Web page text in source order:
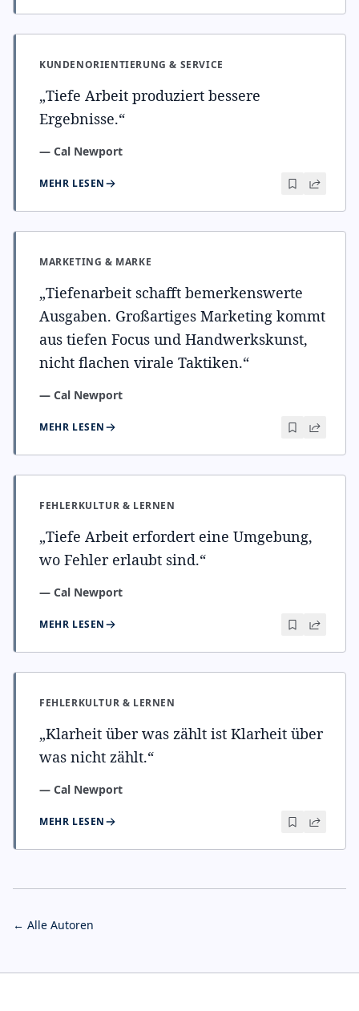
KUNDENORIENTIERUNG & SERVICE
„Tiefe Arbeit produziert bessere
Ergebnisse.“
— Cal Newport
MEHR LESEN
MARKETING & MARKE
„Tiefenarbeit schafft bemerkenswerte
Ausgaben. Großartiges Marketing kommt
aus tiefen Focus und Handwerkskunst,
nicht flachen virale Taktiken.“
— Cal Newport
MEHR LESEN
FEHLERKULTUR & LERNEN
„Tiefe Arbeit erfordert eine Umgebung,
wo Fehler erlaubt sind.“
— Cal Newport
MEHR LESEN
FEHLERKULTUR & LERNEN
„Klarheit über was zählt ist Klarheit über
was nicht zählt.“
— Cal Newport
MEHR LESEN
← Alle Autoren